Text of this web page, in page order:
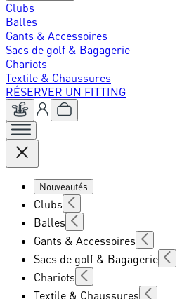
Clubs
Balles
Gants & Accessoires
Sacs de golf & Bagagerie
Chariots
Textile & Chaussures
RÉSERVER UN FITTING
Nouveautés
Clubs
Balles
Gants & Accessoires
Sacs de golf & Bagagerie
Chariots
Textile & Chaussures